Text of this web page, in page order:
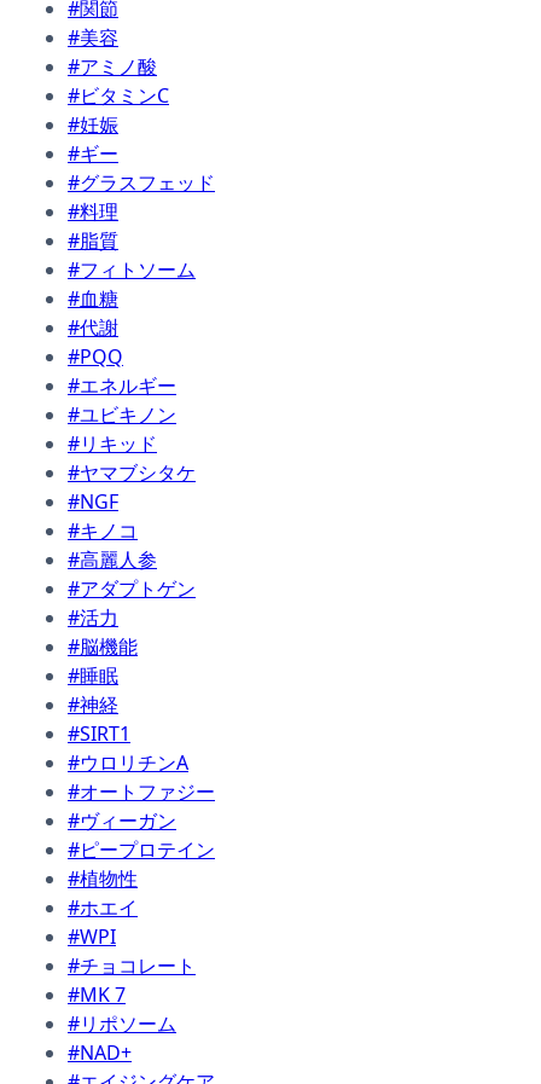
#関節
#美容
#アミノ酸
#ビタミンC
#妊娠
#ギー
#グラスフェッド
#料理
#脂質
#フィトソーム
#血糖
#代謝
#PQQ
#エネルギー
#ユビキノン
#リキッド
#ヤマブシタケ
#NGF
#キノコ
#高麗人参
#アダプトゲン
#活力
#脳機能
#睡眠
#神経
#SIRT1
#ウロリチンA
#オートファジー
#ヴィーガン
#ピープロテイン
#植物性
#ホエイ
#WPI
#チョコレート
#MK 7
#リポソーム
#NAD+